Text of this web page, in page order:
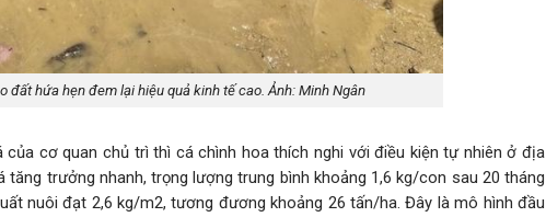
đất hứa hẹn đem lại hiệu quả kinh tế cao. Ảnh: Minh Ngân
cơ quan chủ trì thì cá chình hoa thích nghi với điều kiện tự nhiên ở địa
tăng trưởng nhanh, trọng lượng trung bình khoảng 1,6 kg/con sau 20 tháng
nuôi đạt 2,6 kg/m2, tương đương khoảng 26 tấn/ha. Đây là mô hình đầu